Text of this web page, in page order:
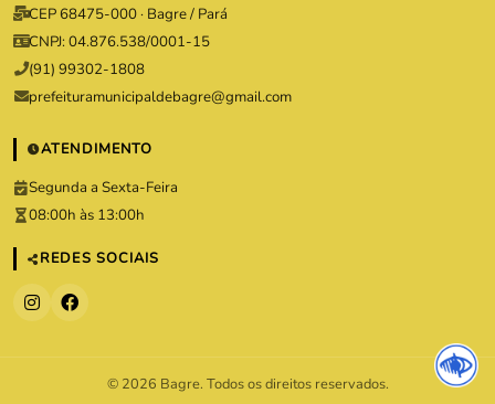
CEP 68475-000 · Bagre / Pará
CNPJ: 04.876.538/0001-15
(91) 99302-1808
prefeituramunicipaldebagre@gmail.com
ATENDIMENTO
Segunda a Sexta-Feira
08:00h às 13:00h
REDES SOCIAIS
© 2026 Bagre. Todos os direitos reservados.